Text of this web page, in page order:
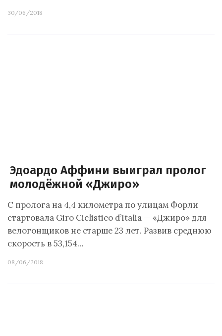
30/06/2018
Эдоардо Аффини выиграл пролог
молодёжной «Джиро»
С пролога на 4,4 километра по улицам Форли
стартовала Giro Ciclistico d’Italia — «Джиро» для
велогонщиков не старше 23 лет. Развив среднюю
скорость в 53,154…
08/06/2018